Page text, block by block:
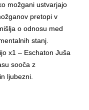
možgani ustvarjajo
pretopi v
o odnosu med
stanj.
x1 – Eschaton Juša
sooča z
ljubezni.